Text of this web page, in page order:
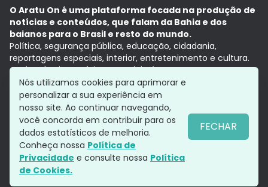
O Aratu On é uma plataforma focada na produção de
notícias e conteúdos, que falam da Bahia e dos
baianos para o Brasil e resto do mundo.
Política, segurança pública, educação, cidadania,
reportagens especiais, interior, entretenimento e cultura.
Aqui, tudo vira notícia e a notícia é no tempo presente,
com a credibilidade do Grupo Aratu.
Grupo Aratu
Política de privacidade
Siga-nos
Nós utilizamos cookies para aprimorar e
personalizar a sua experiência em
nosso site. Ao continuar navegando,
você concorda em contribuir para os
dados estatísticos de melhoria.
Conheça nossa Política de
Privacidade e consulte nossa Política
de Cookies.
FECHAR